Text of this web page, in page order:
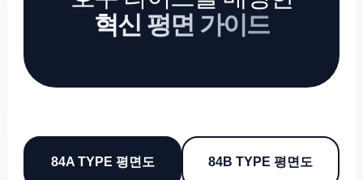
혁신 평면 가이드
84A TYPE 평면도 84B TYPE 평면도